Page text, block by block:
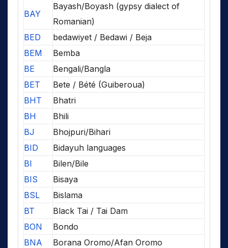
BAY
Bayash/Boyash (gypsy dialect of
Romanian)
BED
bedawiyet / Bedawi / Beja
BEM
Bemba
BE
Bengali/Bangla
BET
Bete / Bété (Guiberoua)
BHT
Bhatri
BH
Bhili
BJ
Bhojpuri/Bihari
BID
Bidayuh languages
BI
Bilen/Bile
BIS
Bisaya
BSL
Bislama
BT
Black Tai / Tai Dam
BON
Bondo
BNA
Borana Oromo/Afan Oromo